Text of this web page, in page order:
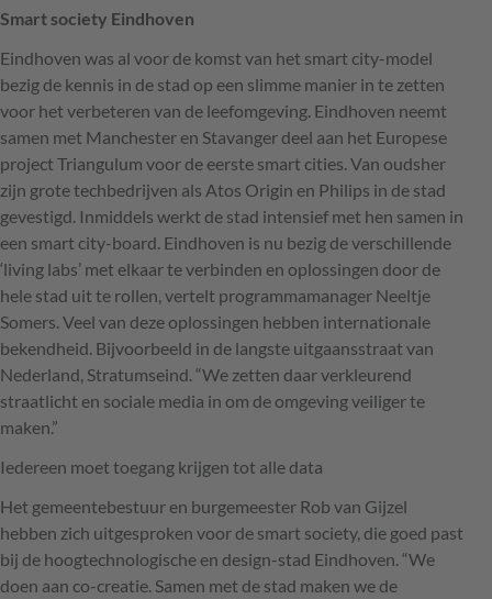
Smart society Eindhoven
Eindhoven was al voor de komst van het smart city-model
bezig de kennis in de stad op een slimme manier in te zetten
voor het verbeteren van de leefomgeving. Eindhoven neemt
samen met Manchester en Stavanger deel aan het Europese
project Triangulum voor de eerste smart cities. Van oudsher
zijn grote techbedrijven als Atos Origin en Philips in de stad
gevestigd. Inmiddels werkt de stad intensief met hen samen in
een smart city-board. Eindhoven is nu bezig de verschillende
‘living labs’ met elkaar te verbinden en oplossingen door de
hele stad uit te rollen, vertelt programmamanager Neeltje
Somers. Veel van deze oplossingen hebben internationale
bekendheid. Bijvoorbeeld in de langste uitgaansstraat van
Nederland, Stratumseind. “We zetten daar verkleurend
straatlicht en sociale media in om de omgeving veiliger te
maken.”
Iedereen moet toegang krijgen tot alle data
Het gemeentebestuur en burgemeester Rob van Gijzel
hebben zich uitgesproken voor de smart society, die goed past
bij de hoogtechnologische en design-stad Eindhoven. “We
doen aan co-creatie. Samen met de stad maken we de